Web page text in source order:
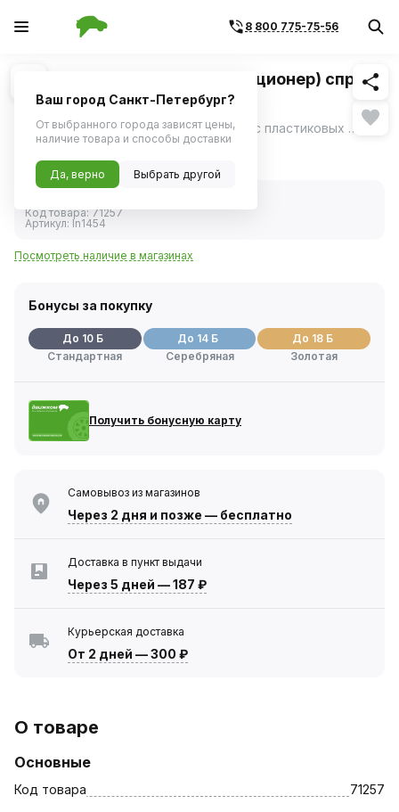
8 800 775-75-56
1/3 Похожие
Очиститель пластика (кондиционер) спрей
(LAVR) 120мл
Средство для очищения загрязнений с пластиковых поверхностей автомобиля. ещё
Код товара:71257
Артикул: ln1454
Посмотреть наличие в магазинах
Бонусы за покупку
До 10 Б
Стандартная
До 14 Б
Серебряная
До 18 Б
Золотая
Получить бонусную карту
Самовывоз из магазинов
Через 2 дня и позже — бесплатно
Доставка в пункт выдачи
Через 5 дней —187 ₽
Курьерская доставка
От 2 дней —300 ₽
О товаре
Основные
Код товара 71257
Ваш город Санкт-Петербург?
От выбранного города зависят цены,
наличие товара и способы доставки
Да, верно Выбрать другой